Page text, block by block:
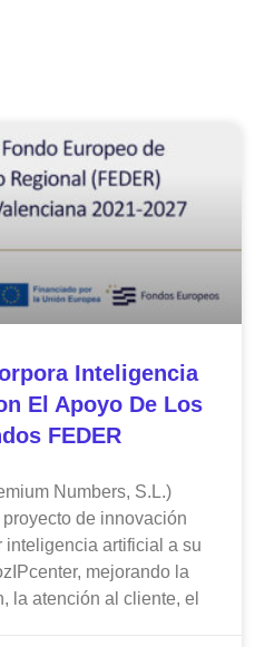
Inteligencia
El Apoyo De Los
FEDER
Numbers, S.L.)
de innovación
inteligencia artificial a su
mejorando la
la atención al cliente, el